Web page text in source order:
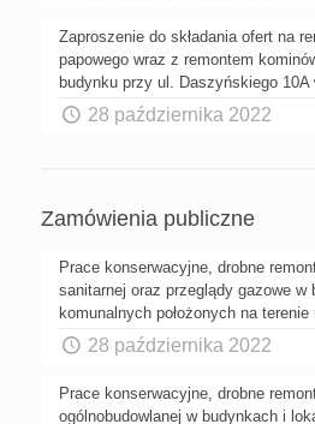
Zaproszenie do składania ofert na
papowego wraz z remontem
budynku przy ul. Daszyńskiego 10A
28 października 2022
Zamówienia publiczne
Prace konserwacyjne, drobne
sanitarnej oraz przeglądy gazowe w
komunalnych położonych na
28 października 2022
Prace konserwacyjne, drobne
ogólnobudowlanej w budynkach i